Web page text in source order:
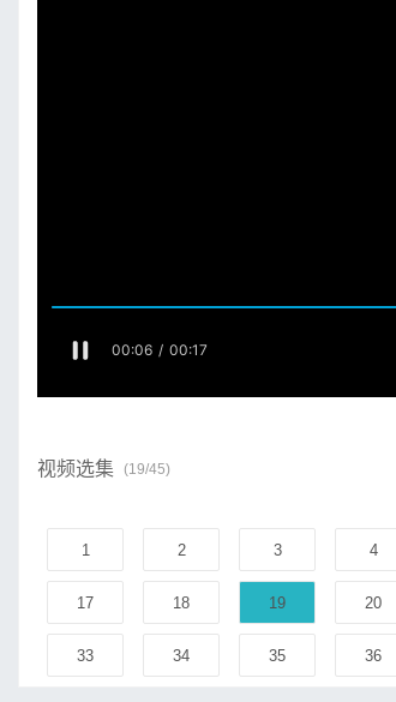
视频选集 (19/45)
1 2 3 4
17 18 19 20
33 34 35 36